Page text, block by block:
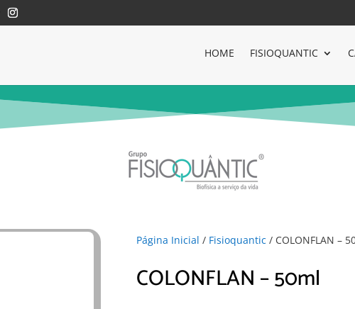
HOME FISIOQUANTIC
Página Inicial / Fisioquantic / COLONFLAN –
COLONFLAN – 50ml